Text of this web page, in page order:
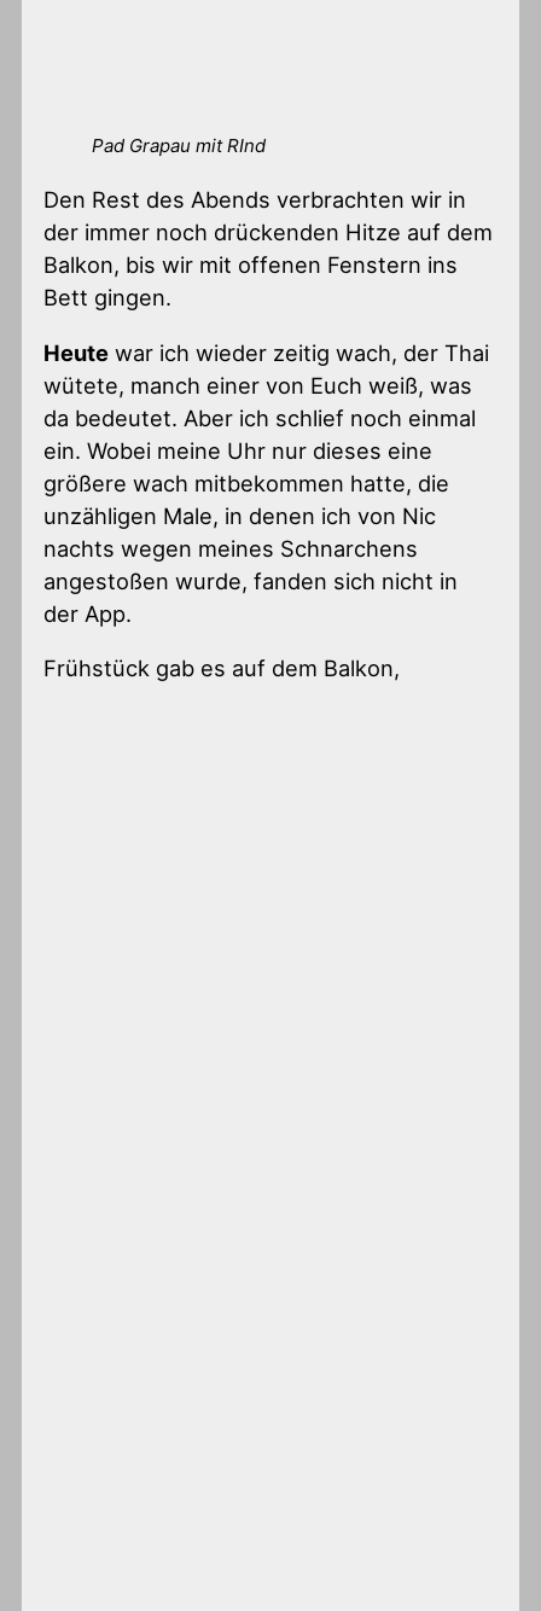
Pad Grapau mit RInd
Den Rest des Abends verbrachten wir in
der immer noch drückenden Hitze auf dem
Balkon, bis wir mit offenen Fenstern ins
Bett gingen.
Heute war ich wieder zeitig wach, der Thai
wütete, manch einer von Euch weiß, was
da bedeutet. Aber ich schlief noch einmal
ein. Wobei meine Uhr nur dieses eine
größere wach mitbekommen hatte, die
unzähligen Male, in denen ich von Nic
nachts wegen meines Schnarchens
angestoßen wurde, fanden sich nicht in
der App.
Frühstück gab es auf dem Balkon,